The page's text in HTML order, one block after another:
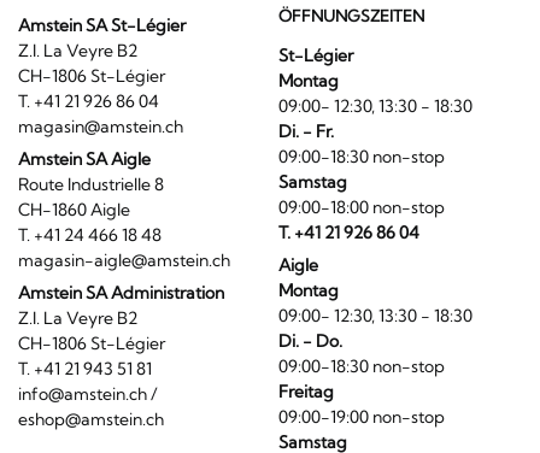
Amstein SA St-Légier
Z.I. La Veyre B2
CH-1806 St-Légier
T. +41 21 926 86 04
magasin@amstein.ch
Amstein SA Aigle
Route Industrielle 8
CH-1860 Aigle
T. +41 24 466 18 48
magasin-aigle@amstein.ch
Amstein SA Administration
Z.I. La Veyre B2
CH-1806 St-Légier
T. +41 21 943 51 81
info@amstein.ch/
eshop@amstein.ch
ÖFFNUNGSZEITEN
St-Légier
Montag
09:00- 12:30, 13:30 - 18:30
Di. - Fr.
09:00-18:30 non-stop
Samstag
09:00-18:00 non-stop
T. +41 21 926 86 04
Aigle
Montag
09:00- 12:30, 13:30 - 18:30
Di. - Do.
09:00-18:30 non-stop
Freitag
09:00-19:00 non-stop
Samstag